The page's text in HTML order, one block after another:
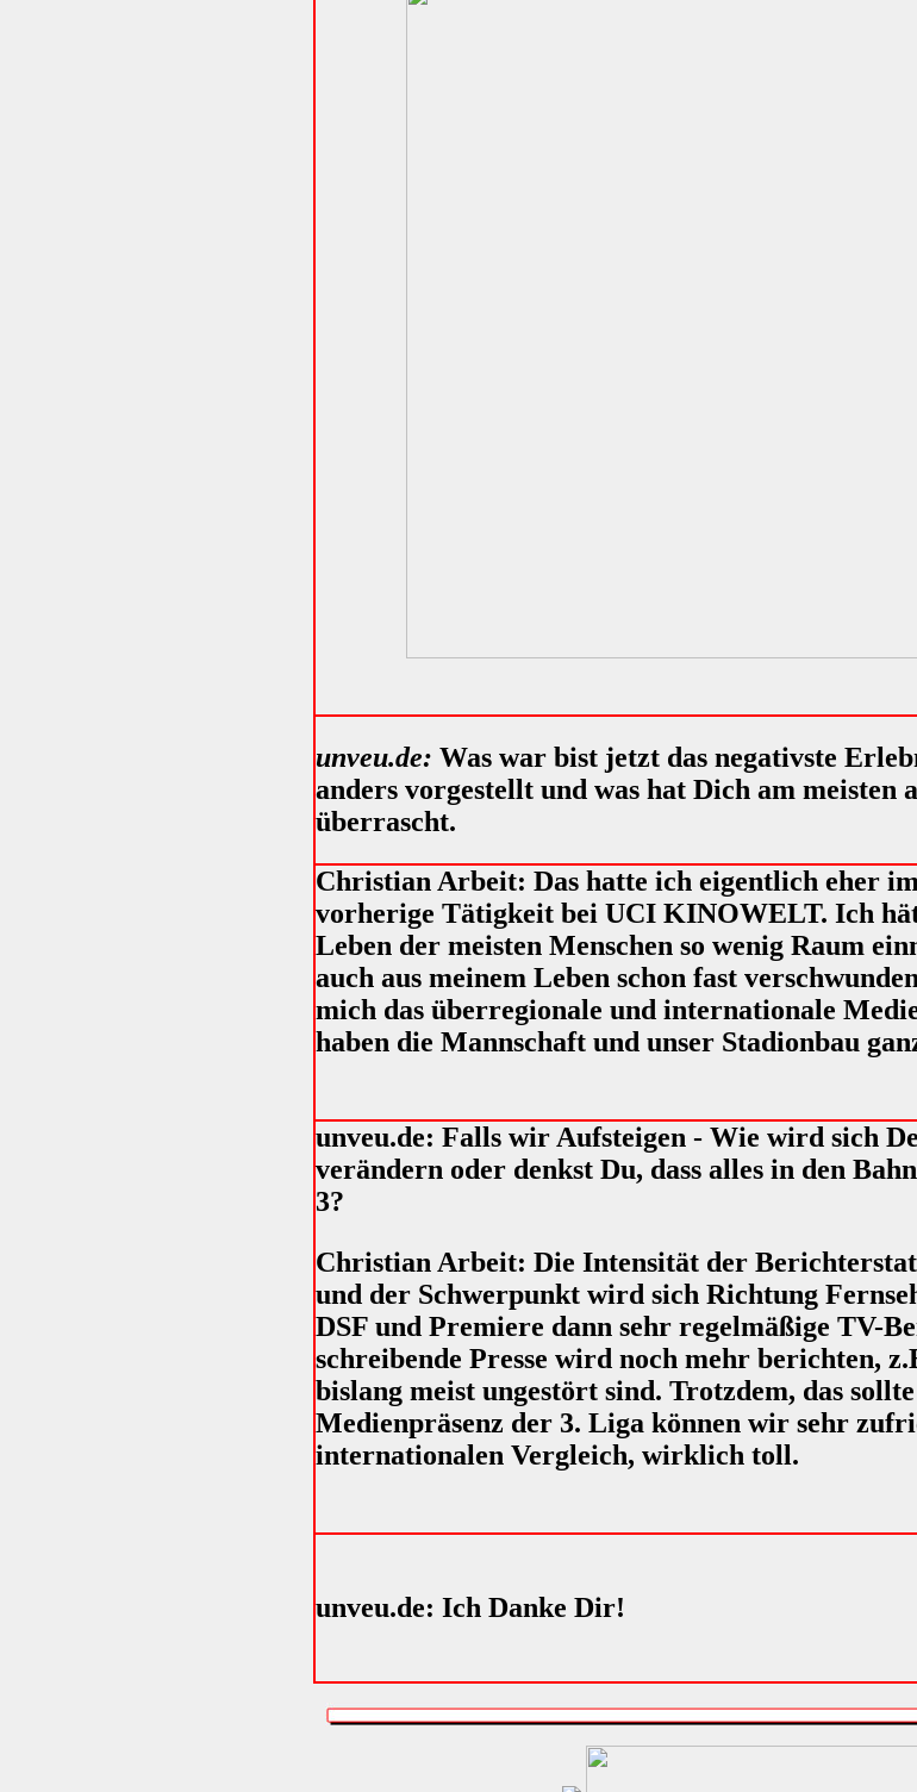
unveu.de: Was war bist jetzt das negativste
anders vorgestellt und was hat Dich am meisten
überrascht.
Christian Arbeit: Das hatte ich eigentlich eher
vorherige Tätigkeit bei UCI KINOWELT. Ich
Leben der meisten Menschen so wenig Raum
auch aus meinem Leben schon fast
mich das überregionale und internationale
haben die Mannschaft und unser Stadionbau
unveu.de: Falls wir Aufsteigen - Wie wird sich
verändern oder denkst Du, dass alles in den
3?
Christian Arbeit: Die Intensität der
und der Schwerpunkt wird sich Richtung
DSF und Premiere dann sehr regelmäßige TV-
schreibende Presse wird noch mehr berichten,
bislang meist ungestört sind. Trotzdem, das
Medienpräsenz der 3. Liga können wir sehr
internationalen Vergleich, wirklich toll.
unveu.de: Ich Danke Dir!